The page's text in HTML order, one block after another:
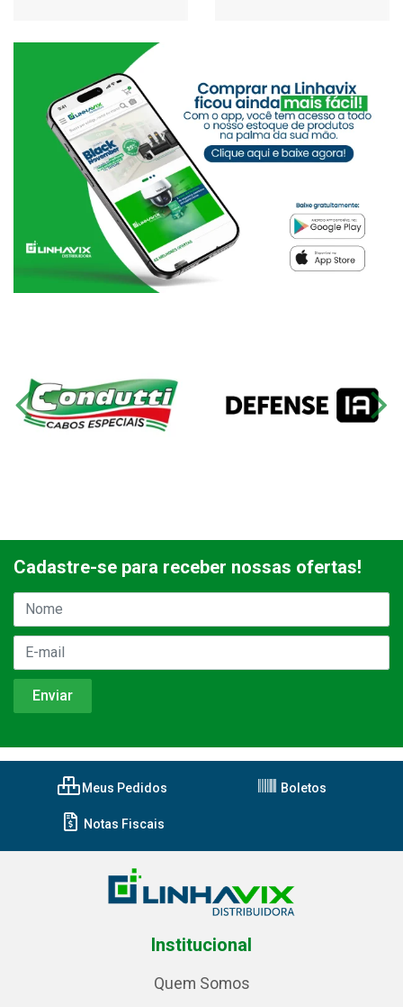
Cadastre-se para receber nossas ofertas!
Meus Pedidos Boletos
Notas Fiscais
Institucional
Quem Somos